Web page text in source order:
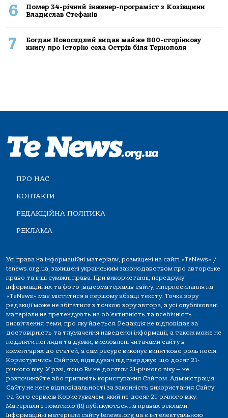
6
Помер 34-річний інженер-програміст з Козівщини
Владислав Стефанів
7
Богдан Новосядлий видав майже 800-сторінкову
книгу про історію села Острів біля Тернополя
ПРО НАС
КОНТАКТИ
РЕДАКЦІЙНА ПОЛІТИКА
РЕКЛАМА
Усі права на інформаційні матеріали, розміщені на сайті «TeNews» /
tenews.org.ua, захищені українським законодавством про авторське
право та інші суміжні права. При використанні, передруку
інформаційних та фото-,відеоматеріалів сайту, гіперпосилання на
«TeNews» має міститися в першому абзаці тексту. Точка зору
редакції може не збігатися з точкою зору автора, а усі опубліковані
матеріали не претендують на об'єктивність та всебічність
висвітлення теми, про яку йдеться. Редакція не відповідає за
достовірність та тлумачення наведеної інформації, а також може не
поділяти погляди та думки, висловлені читачами сайту в
коментарях до статей, а сам ресурс виконує винятково роль носія.
Користуючись Сайтом, відвідувач підтверджує, що досяг 21-
річного віку. У разі, якщо Ви не досягли 21-річного віку — не
розпочинайте або припиніть користування Сайтом. Адміністрація
Сайту не несе відповідальності за законність використання Сайту
та його сервісів Користувачем, який не досяг 21-річного віку.
Матеріали з поміткою (R) публікуються на правах реклами.
Інформаційні матеріали сайту tenews.org.ua є інтелектуальною